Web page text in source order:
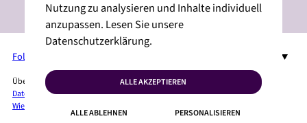
Folgen Sie uns auf LinkedIn
Über Quantis Dienste + LösungenBranchenInsights
DatenschutzbestimmungenJuristische ErwähnungenLageplanCookies
Wie können wir Ihnen helfen?
Nutzung zu analysieren und Inhalte individuell
anzupassen. Lesen Sie unsere
Datenschutzerklärung.
ALLE AKZEPTIEREN
ALLE ABLEHNEN PERSONALISIEREN